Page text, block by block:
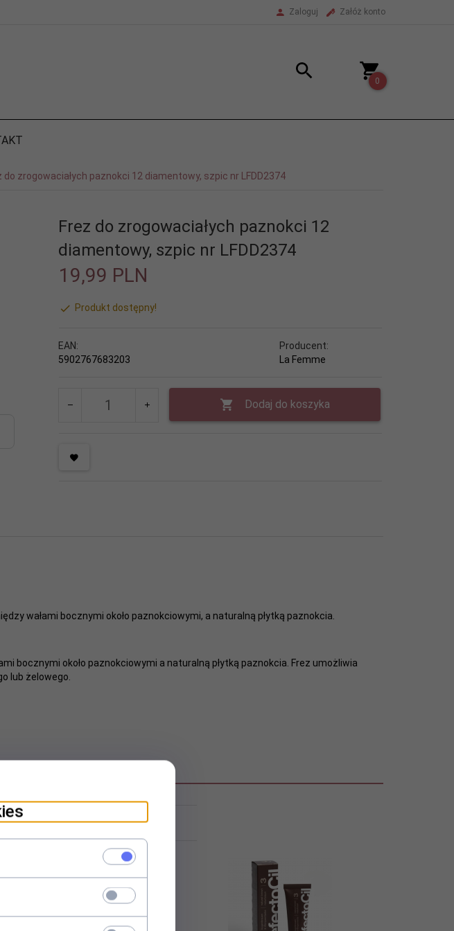
Zaloguj Załóż konto
0
do zrogowaciałych paznokci 12 diamentowy, szpic nr LFDD2374
Frez do zrogowaciałych paznokci 12
diamentowy, szpic nr LFDD2374
19,99 PLN
Produkt dostępny!
EAN:
5902767683203
Producent:
La Femme
Dodaj do koszyka
wałami bocznymi około paznokciowymi, a naturalną płytką paznokcia.
bocznymi około paznokciowymi a naturalną płytką paznokcia. Frez umożliwia
lub żelowego.
wybrali również...